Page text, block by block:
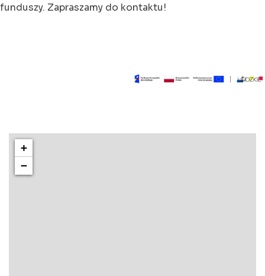
funduszy. Zapraszamy do kontaktu!
+
−